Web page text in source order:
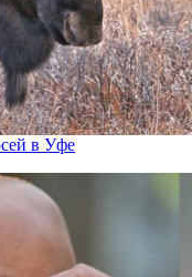
в Уфе